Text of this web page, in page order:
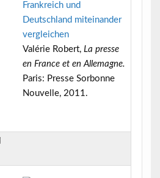
Frankreich und
Deutschland miteinander
vergleichen
Valérie Robert, La presse
en France et en Allemagne.
Paris: Presse Sorbonne
Nouvelle, 2011.